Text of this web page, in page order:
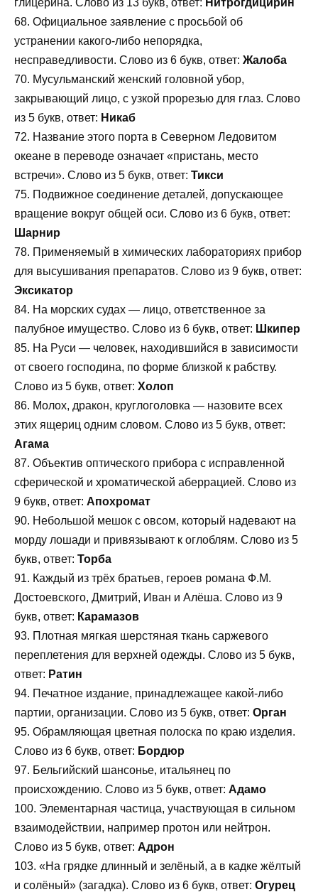
68. Официальное заявление с просьбой об
устранении какого-либо непорядка,
несправедливости. Слово из 6 букв, ответ: Жалоба
70. Мусульманский женский головной убор,
закрывающий лицо, с узкой прорезью для глаз. Слово
из 5 букв, ответ: Никаб
72. Название этого порта в Северном Ледовитом
океане в переводе означает «пристань, место
встречи». Слово из 5 букв, ответ: Тикси
75. Подвижное соединение деталей, допускающее
вращение вокруг общей оси. Слово из 6 букв, ответ:
Шарнир
78. Применяемый в химических лабораториях прибор
для высушивания препаратов. Слово из 9 букв, ответ:
Эксикатор
84. На морских судах — лицо, ответственное за
палубное имущество. Слово из 6 букв, ответ: Шкипер
85. На Руси — человек, находившийся в зависимости
от своего господина, по форме близкой к рабству.
Слово из 5 букв, ответ: Холоп
86. Молох, дракон, круглоголовка — назовите всех
этих ящериц одним словом. Слово из 5 букв, ответ:
Агама
87. Объектив оптического прибора с исправленной
сферической и хроматической аберрацией. Слово из
9 букв, ответ: Апохромат
90. Небольшой мешок с овсом, который надевают на
морду лошади и привязывают к оглоблям. Слово из 5
букв, ответ: Торба
91. Каждый из трёх братьев, героев романа Ф.М.
Достоевского, Дмитрий, Иван и Алёша. Слово из 9
букв, ответ: Карамазов
93. Плотная мягкая шерстяная ткань саржевого
переплетения для верхней одежды. Слово из 5 букв,
ответ: Ратин
94. Печатное издание, принадлежащее какой-либо
партии, организации. Слово из 5 букв, ответ: Орган
95. Обрамляющая цветная полоска по краю изделия.
Слово из 6 букв, ответ: Бордюр
97. Бельгийский шансонье, итальянец по
происхождению. Слово из 5 букв, ответ: Адамо
100. Элементарная частица, участвующая в сильном
взаимодействии, например протон или нейтрон.
Слово из 5 букв, ответ: Адрон
103. «На грядке длинный и зелёный, а в кадке жёлтый
и солёный» (загадка). Слово из 6 букв, ответ: Огурец